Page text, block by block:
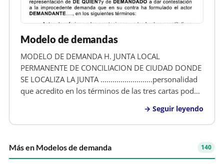
Modelo de demandas
MODELO DE DEMANDA H. JUNTA LOCAL
PERMANENTE DE CONCILIACION DE CIUDAD DONDE
SE LOCALIZA LA JUNTA ..........................personalidad
que acredito en los términos de las tres cartas poder
agregadas a los autos, señalando como domicilio
para oír notiﬁcaciones y documentos e…
Seguir leyendo
Más en Modelos de demanda 140